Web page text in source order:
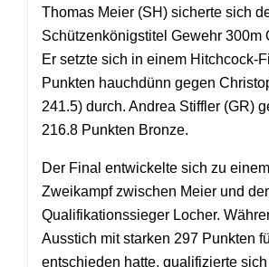
Thomas Meier (SH) sicherte sich
Schützenkönigstitel Gewehr 300m
Er setzte sich in einem Hitchcock-
Punkten hauchdünn gegen
241.5) durch. Andrea Stiffler (GR)
216.8 Punkten Bronze.
Der Final entwickelte sich zu
Zweikampf zwischen Meier und
Qualifikationssieger Locher.
Ausstich mit starken 297 Punkten
entschieden hatte, qualifizierte